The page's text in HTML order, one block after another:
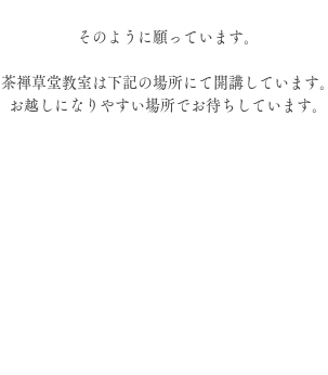
そのように願っています。
茶禅草堂教室は下記の場所にて開講しています。
お越しになりやすい場所でお待ちしています。